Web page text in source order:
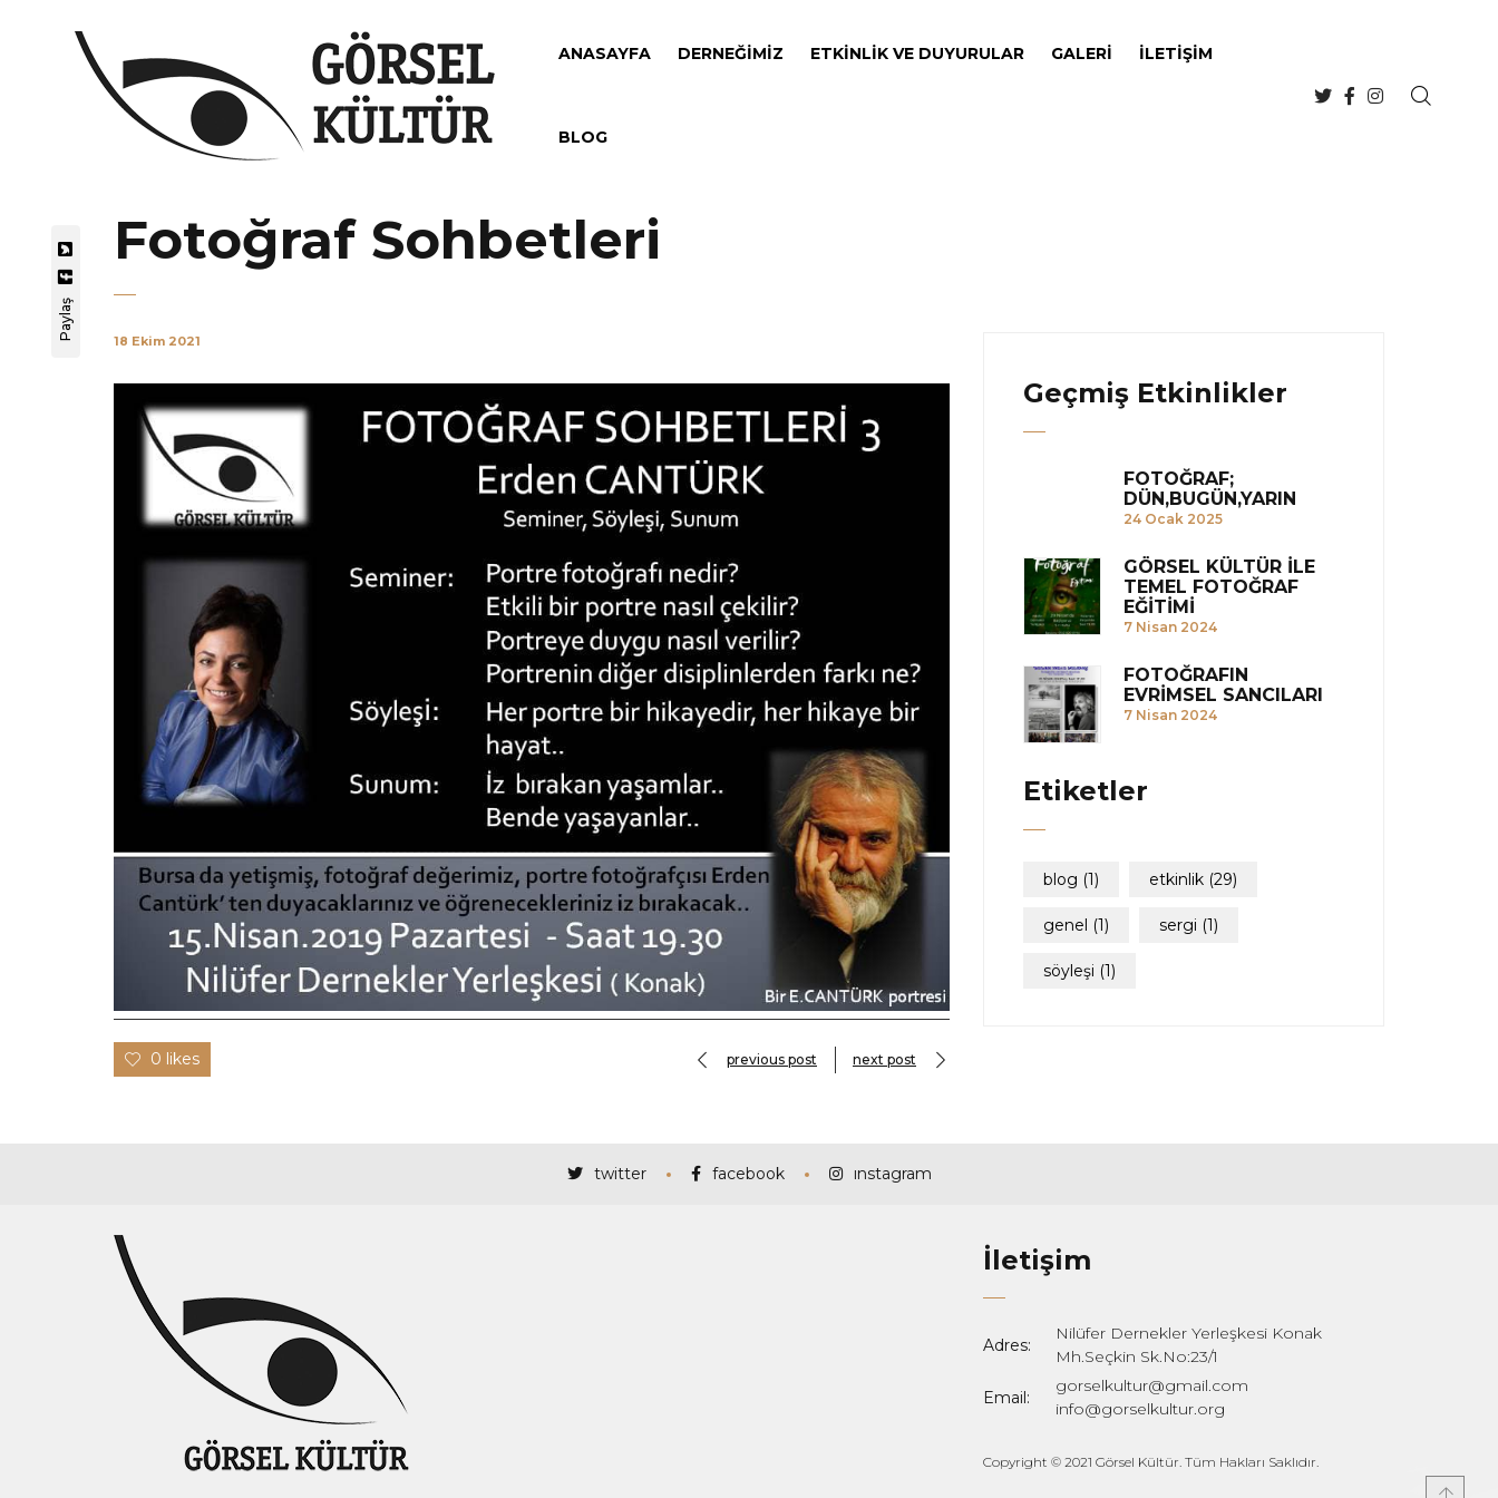
ANASAYFA DERNEĞIMIZ ETKINLIK VE DUYURULAR GALERI İLETIŞIM
BLOG
Fotoğraf Sohbetleri
Paylaş 18 Ekim 2021
0 likes previous post next post
Geçmiş Etkinlikler
FOTOĞRAF;
DÜN,BUGÜN,YARIN
24 Ocak 2025
GÖRSEL KÜLTÜR İLE
TEMEL FOTOĞRAF
EĞİTİMİ
7 Nisan 2024
FOTOĞRAFIN
EVRİMSEL SANCILARI
7 Nisan 2024
Etiketler
blog (1) etkinlik (29)
genel (1) sergi (1)
söyleşi (1)
twitter facebook instagram
İletişim
Adres:
Nilüfer Dernekler Yerleşkesi Konak
Mh.Seçkin Sk.No:23/1
Email:
gorselkultur@gmail.com
info@gorselkultur.org
Copyright © 2021 Görsel Kültür. Tüm Hakları Saklıdır.